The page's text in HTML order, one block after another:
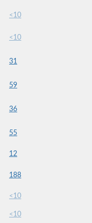
<10
<10
31
59
36
55
12
188
<10
<10